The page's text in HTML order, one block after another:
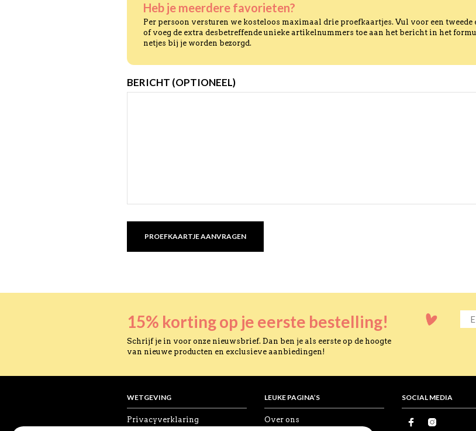
HUISNUMMER
Heb je meerdere favorieten?
Per persoon versturen we kosteloos maximaal drie proefkaartjes. Vul voor een
of voeg de extra desbetreffende unieke artikelnummers toe aan het bericht in het
netjes bij je worden bezorgd.
BERICHT (OPTIONEEL)
PROEFKAARTJE AANVRAGEN
15% korting op je eerste bestelling!
Schrijf je in voor onze nieuwsbrief. Dan ben je als eerste op de hoogte
van nieuwe producten en exclusieve aanbiedingen!
WETGEVING
Privacyverklaring
LEUKE PAGINA’S
Over ons
SOCIAL MEDIA